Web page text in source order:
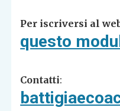
Per iscriversi al
questo
Contatti: